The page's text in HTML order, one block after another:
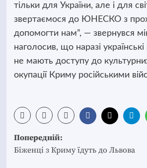
тільки для України, але і для
звертаємося до ЮНЕСКО з
допомогти нам”, — звернувся
наголосив, що наразі
не мають доступу до культурних
окупації Криму російськими
Post
navigation
Попередній:
Біженці з Криму їдуть до Львова